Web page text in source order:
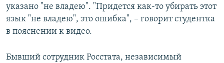
указано "не владею". "Придется как-то убирать этот
язык "не владею", это ошибка", – говорит студентка
в пояснении к видео.
Бывший сотрудник Росстата, независимый